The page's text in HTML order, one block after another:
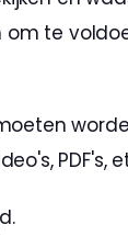
om te
PDF's,